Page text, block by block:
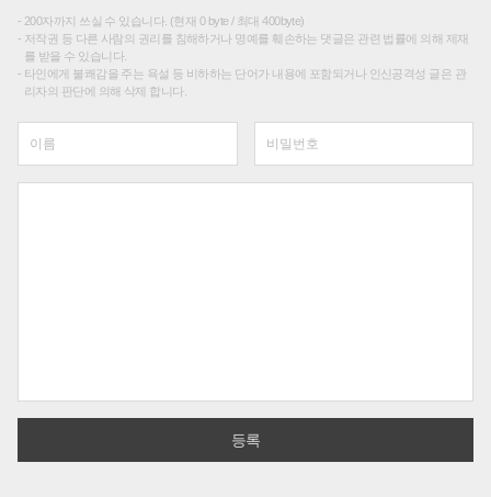
200자까지 쓰실 수 있습니다. (현재 0 byte / 최대 400byte)
저작권 등 다른 사람의 권리를 침해하거나 명예를 훼손하는 댓글은 관련 법률에 의해 제재
를 받을 수 있습니다.
타인에게 불쾌감을 주는 욕설 등 비하하는 단어가 내용에 포함되거나 인신공격성 글은 관
리자의 판단에 의해 삭제 합니다.